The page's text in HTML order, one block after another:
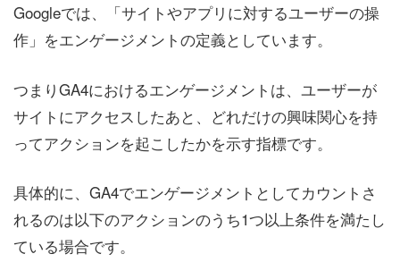
Googleでは、「サイトやアプリに対するユーザーの操
作」をエンゲージメントの定義としています。
つまりGA4におけるエンゲージメントは、ユーザーが
サイトにアクセスしたあと、どれだけの興味関心を持
ってアクションを起こしたかを示す指標です。
具体的に、GA4でエンゲージメントとしてカウントさ
れるのは以下のアクションのうち1つ以上条件を満たし
ている場合です。